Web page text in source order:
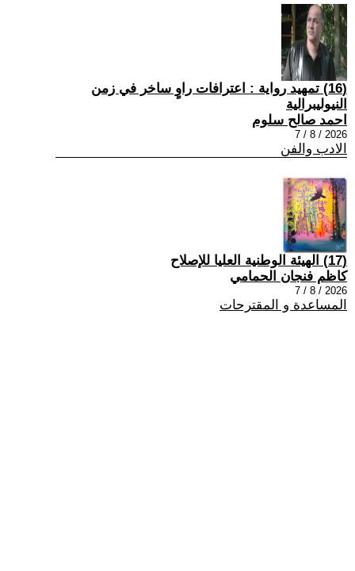
(16) تمهيد رواية : اعترافات راوٍ ساخر في زمن
النيوليبرالية
احمد صالح سلوم
2026 / 8 / 7
الادب والفن
(17) الهيئة الوطنية العليا للإصلاح
كاظم فنجان الحمامي
2026 / 8 / 7
المساعدة و المقترحات